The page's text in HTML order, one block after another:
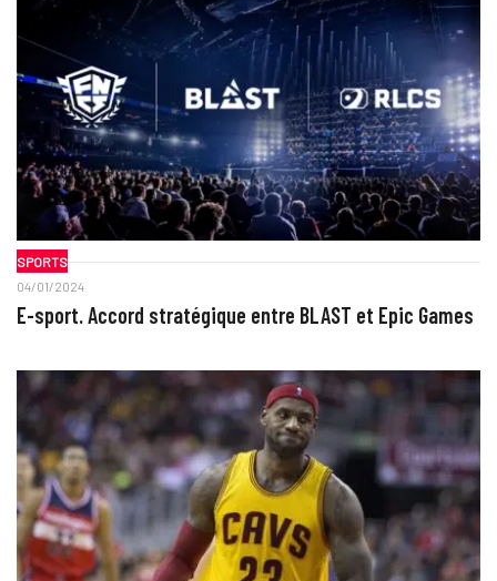
SPORTS
04/01/2024
E-sport. Accord stratégique entre BLAST et Epic Games